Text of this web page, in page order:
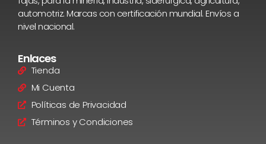
automotriz. Marcas con certificación mundial. Envíos a
nivel nacional.
Enlaces
Tienda
Mi Cuenta
Políticas de Privacidad
Términos y Condiciones